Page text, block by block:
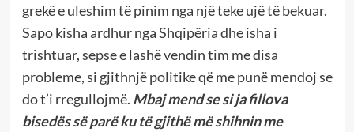
grekë e uleshim të pinim nga një teke ujë të bekuar.
Sapo kisha ardhur nga Shqipëria dhe isha i
trishtuar, sepse e lashë vendin tim me disa
probleme, si gjithnjë politike që me punë mendoj se
do t’i rregullojmë. Mbaj mend se si ja fillova
bisedës së parë ku të gjithë më shihnin me